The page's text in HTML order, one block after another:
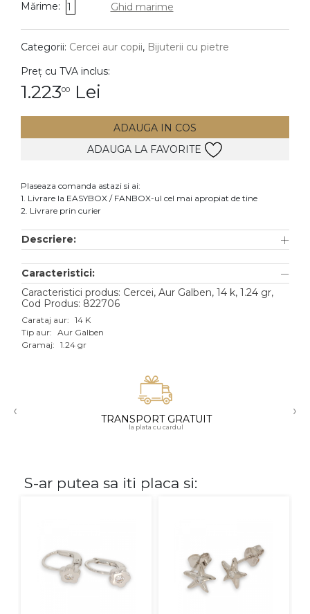
DIAMANTE Vezi toate
Cercei
Accesorii
Aur alb
Aur roz
Aur mixt
18K
Mărime: 1 Ghid marime
Categorii: Cercei aur copii, Bijuterii cu pietre
Preț cu TVA inclus:
1.22300 Lei
ADAUGA IN COS
ADAUGA LA FAVORITE
Plaseaza comanda astazi si ai:
1. Livrare la EASYBOX / FANBOX-ul cel mai apropiat de tine
2. Livrare prin curier
Descriere:
Caracteristici:
Caracteristici produs: Cercei, Aur Galben, 14 k, 1.24 gr,
Cod Produs: 822706
Carataj aur: 14 K
Tip aur: Aur Galben
Gramaj: 1.24 gr
‹ TRANSPORT GRATUIT
la plata cu cardul
›
S-ar putea sa iti placa si: